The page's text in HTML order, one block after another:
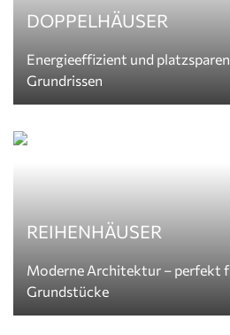
DOPPELHÄUSER
Energieeffizient und
Grundrissen
REIHENHÄUSER
Moderne Architektur – perfekt
Grundstücke